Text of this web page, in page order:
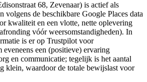
68, Zevenaar) is actief als
volgens de beschikbare Google Places data
kwaliteit en een vlotte, nette oplevering
vóór weersomstandigheden). In
is er op Trustpilot voor
eveneens een (positieve) ervaring
en communicatie; tegelijk is het aantal
klein, waardoor de totale bewijslast voor